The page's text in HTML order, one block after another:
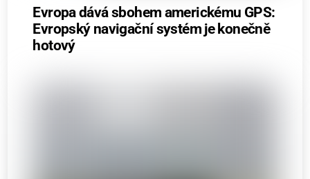
Evropa dává sbohem americkému GPS:
Evropský navigační systém je konečně
hotový